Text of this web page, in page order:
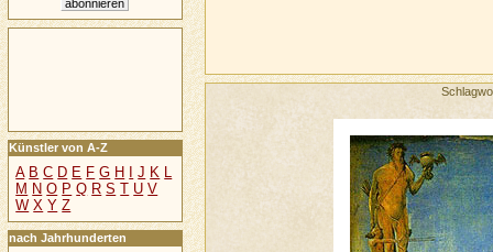
Künstler von A-Z
A B C D E F G H J K L
M N O P Q R S T U V
W X Y Z
nach Jahrhunderten